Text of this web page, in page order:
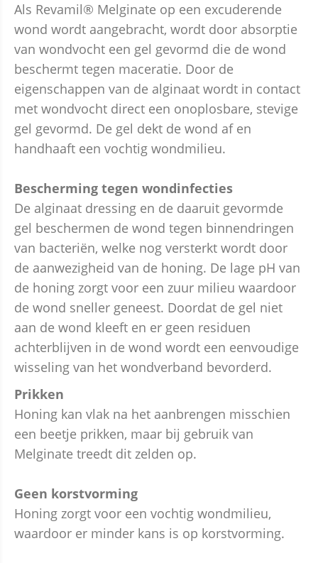
Als Revamil® Melginate op een excuderende
wond wordt aangebracht, wordt door absorptie
van wondvocht een gel gevormd die de wond
beschermt tegen maceratie. Door de
eigenschappen van de alginaat wordt in contact
met wondvocht direct een onoplosbare, stevige
gel gevormd. De gel dekt de wond af en
handhaaft een vochtig wondmilieu.
Bescherming tegen wondinfecties
De alginaat dressing en de daaruit gevormde
gel beschermen de wond tegen binnendringen
van bacteriën, welke nog versterkt wordt door
de aanwezigheid van de honing. De lage pH van
de honing zorgt voor een zuur milieu waardoor
de wond sneller geneest. Doordat de gel niet
aan de wond kleeft en er geen residuen
achterblijven in de wond wordt een eenvoudige
wisseling van het wondverband bevorderd.
Prikken
Honing kan vlak na het aanbrengen misschien
een beetje prikken, maar bij gebruik van
Melginate treedt dit zelden op.
Geen korstvorming
Honing zorgt voor een vochtig wondmilieu,
waardoor er minder kans is op korstvorming.